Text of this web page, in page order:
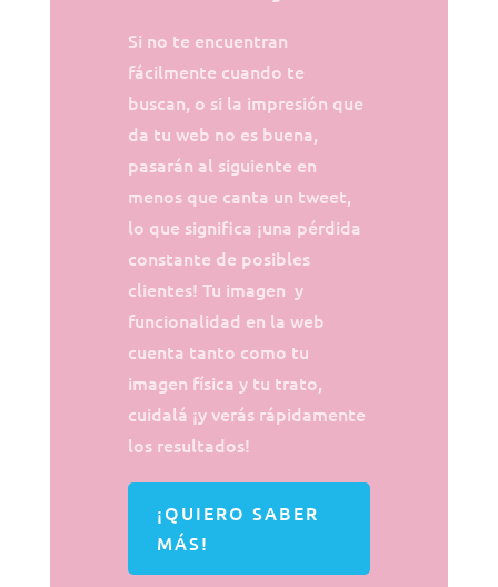
Si no te encuentran
fácilmente cuando te
buscan, o si la impresión que
da tu web no es buena,
pasarán al siguiente en
menos que canta un tweet,
lo que significa ¡una pérdida
constante de posibles
clientes! Tu imagen y
funcionalidad en la web
cuenta tanto como tu
imagen física y tu trato,
cuidalá ¡y verás rápidamente
los resultados!
¡QUIERO SABER
MÁS!